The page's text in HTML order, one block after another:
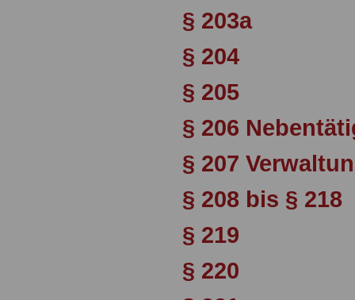
§ 203a
§ 204
§ 205
§ 206
§ 207
§ 208 bis § 218
§ 219
§ 220